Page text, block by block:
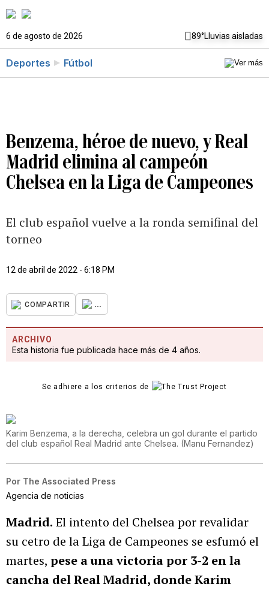
6 de agosto de 2026 89°Lluvias aisladas
Deportes Fútbol
Benzema, héroe de nuevo, y Real
Madrid elimina al campeón
Chelsea en la Liga de Campeones
El club español vuelve a la ronda semifinal del
torneo
12 de abril de 2022 - 6:18 PM
COMPARTIR ...
ARCHIVO
Esta historia fue publicada hace más de 4 años.
Se adhiere a los criterios de
Karim Benzema, a la derecha, celebra un gol durante el partido
del club español Real Madrid ante Chelsea. (Manu Fernandez)
Por The Associated Press
Agencia de noticias
Madrid. El intento del Chelsea por revalidar
su cetro de la Liga de Campeones se esfumó el
martes, pese a una victoria por 3-2 en la
cancha del Real Madrid, donde Karim